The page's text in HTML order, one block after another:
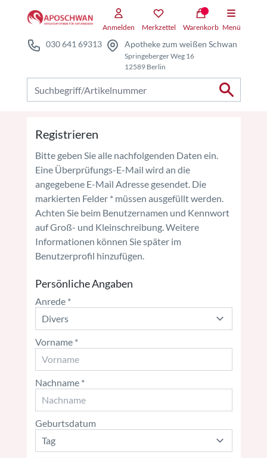
Anmelden Merkzettel Warenkorb Menü
030 641 69313 Apotheke zum weißen Schwan
Springeberger Weg 16
12589 Berlin
Registrieren
Bitte geben Sie alle nachfolgenden Daten ein.
Eine Überprüfungs-E-Mail wird an die
angegebene E-Mail Adresse gesendet. Die
markierten Felder *müssen ausgefüllt werden.
Achten Sie beim Benutzernamen und Kennwort
auf Groß- und Kleinschreibung. Weitere
Informationen können Sie später im
Benutzerprofil hinzufügen.
Persönliche Angaben
Anrede
Vorname
Nachname
Geburtsdatum